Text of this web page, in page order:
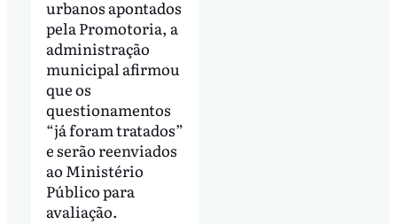
urbanos apontados
pela Promotoria, a
administração
municipal afirmou
que os
questionamentos
“já foram tratados”
e serão reenviados
ao Ministério
Público para
avaliação.